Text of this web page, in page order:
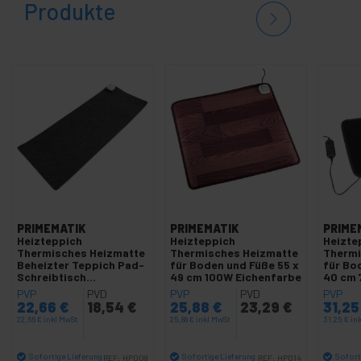
Produkte
PRIMEMATIK
Heizteppich
Thermisches Heizmatte
Beheizter Teppich Pad-
Schreibtisch
dunkelgrau 80x32cm
77W
PVP
22,66 €
22,66 € inkl MwSt
PVD
18,54 €
Sofortige Lieferung REF: HP008
PRIMEMATIK
Heizteppich
Thermisches Heizmatte
für Boden und Füße 55 x
49 cm 100W Eichenfarbe
PVP
25,88 €
25,88 € inkl MwSt
PVD
23,29 €
Sofortige Lieferung REF: HP014
für
40 cm
PVP
31,25 €